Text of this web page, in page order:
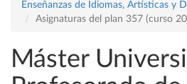
Enseñanzas de Idiomas, Artísticas y
Asignaturas del plan 357 (curso
Máster